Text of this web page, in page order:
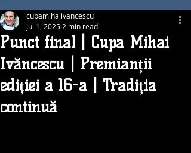
Punct final | Cupa Mihai
Ivăncescu | Premianții
ediției a 16-a | Tradiția
continuă
cupamihaiivancescu
Jul 1, 2025 2 min read